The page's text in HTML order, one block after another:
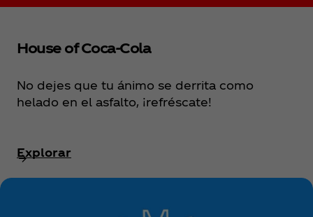
House of Coca‑Cola
No dejes que tu ánimo se derrita como
helado en el asfalto, ¡refréscate!
Explorar